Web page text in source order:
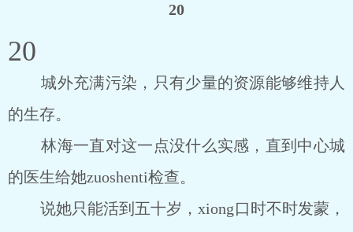
20
20
城外充满污染，只有少量的资源能够维持人
的生存。
林海一直对这一点没什么实感，直到中心城
的医生给她zuoshenti检查。
说她只能活到五十岁，xiong口时不时发蒙，